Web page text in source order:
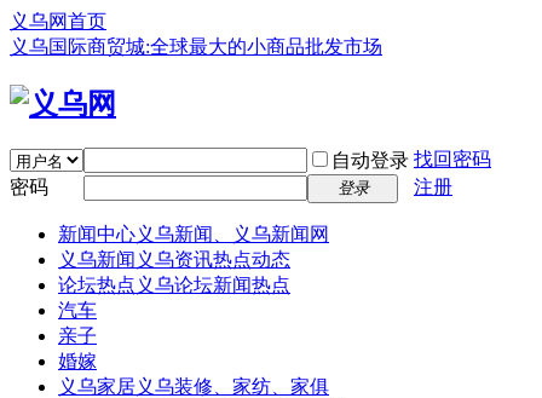
义乌网首页
义乌国际商贸城:全球最大的小商品批发市场
自动登录 找回密码
密码
登录 注册
新闻中心义乌新闻、义乌新闻网
义乌新闻 义乌资讯热点动态
论坛热点 义乌论坛新闻热点
汽车
亲子
婚嫁
义乌家居义乌装修、家纺、家俱